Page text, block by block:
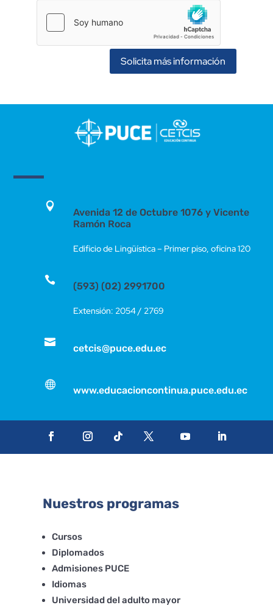
Solicita más información

Avenida 12 de Octubre 1076 y Vicente
Ramón Roca
Edificio de Lingüística – Primer piso, oficina 120

(593) (02) 2991700
Extensión: 2054 / 2769

cetcis@puce.edu.ec

www.educacioncontinua.puce.edu.ec
Nuestros programas
Cursos
Diplomados
Admisiones PUCE
Idiomas
Universidad del adulto mayor